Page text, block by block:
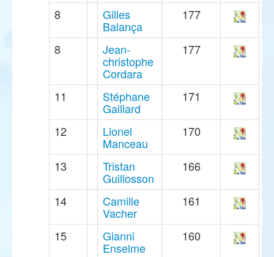
8 Gilles
Balança
177
8 Jean-
christophe
Cordara
177
11 Stéphane
Gaillard
171
12 Lionel
Manceau
170
13 Tristan
Guillosson
166
14 Camille
Vacher
161
15 Gianni
Enselme
160